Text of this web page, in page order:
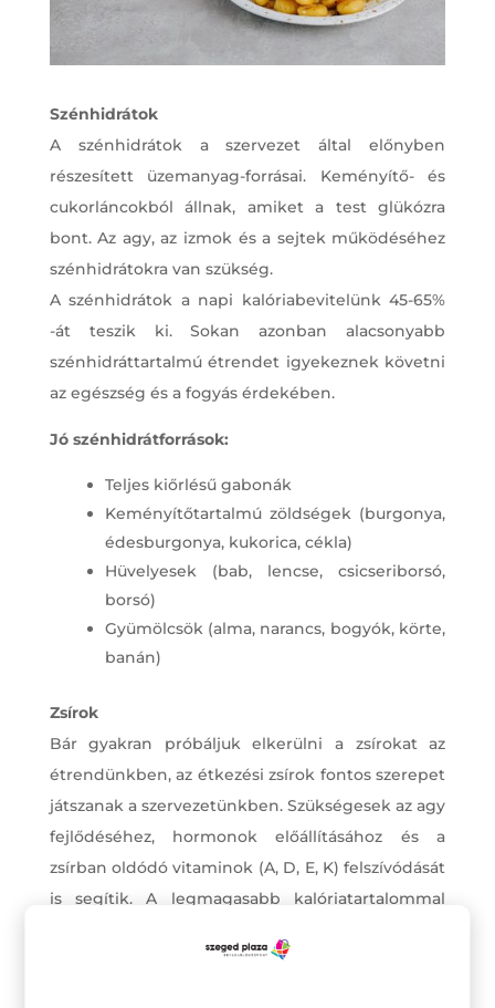
Szénhidrátok
A szénhidrátok a szervezet által előnyben
részesített üzemanyag-forrásai. Keményítő- és
cukorláncokból állnak, amiket a test glükózra
bont. Az agy, az izmok és a sejtek működéséhez
szénhidrátokra van szükség.
A szénhidrátok a napi kalóriabevitelünk 45-65%
-át teszik ki. Sokan azonban alacsonyabb
szénhidráttartalmú étrendet igyekeznek követni
az egészség és a fogyás érdekében.
Jó szénhidrátforrások:
Teljes kiőrlésű gabonák
Keményítőtartalmú zöldségek (burgonya,
édesburgonya, kukorica, cékla)
Hüvelyesek (bab, lencse, csicseriborsó,
borsó)
Gyümölcsök (alma, narancs, bogyók, körte,
banán)
Zsírok
Bár gyakran próbáljuk elkerülni a zsírokat az
étrendünkben, az étkezési zsírok fontos szerepet
játszanak a szervezetünkben. Szükségesek az agy
fejlődéséhez, hormonok előállításához és a
zsírban oldódó vitaminok (A, D, E, K) felszívódását
is segítik. A legmagasabb kalóriatartalommal
hasznosak a jóllakottság érzésének fokozásában.